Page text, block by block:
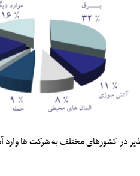
در کشورهای مختلف به شرکت ها وارد